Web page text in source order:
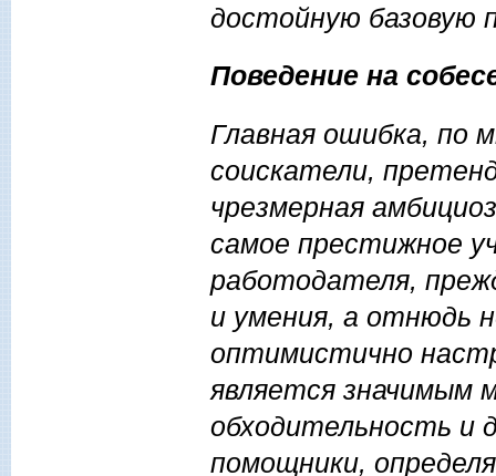
достойную базовую
Поведение на
Главная ошибка, по
соискатели,
чрезмерная
самое престижное
работодателя,
и умения, а отнюдь
оптимистично
является значимым
обходительность и
помощники,